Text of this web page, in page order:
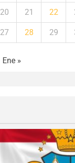
20 21 22
27 28 29
Ene »